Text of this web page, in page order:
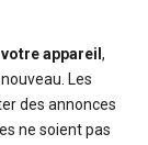
appareil ,
Les
des annonces
ne soient pas